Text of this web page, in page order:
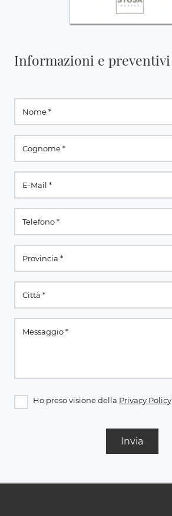
Informazioni e preventivi
Ho preso visione della Privacy Policy
Invia